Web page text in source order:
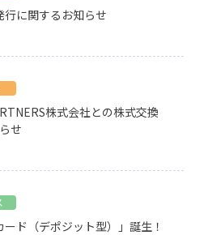
行に関するお知らせ
株式会社との株式交換
せ
ード（デポジット型）」誕生！